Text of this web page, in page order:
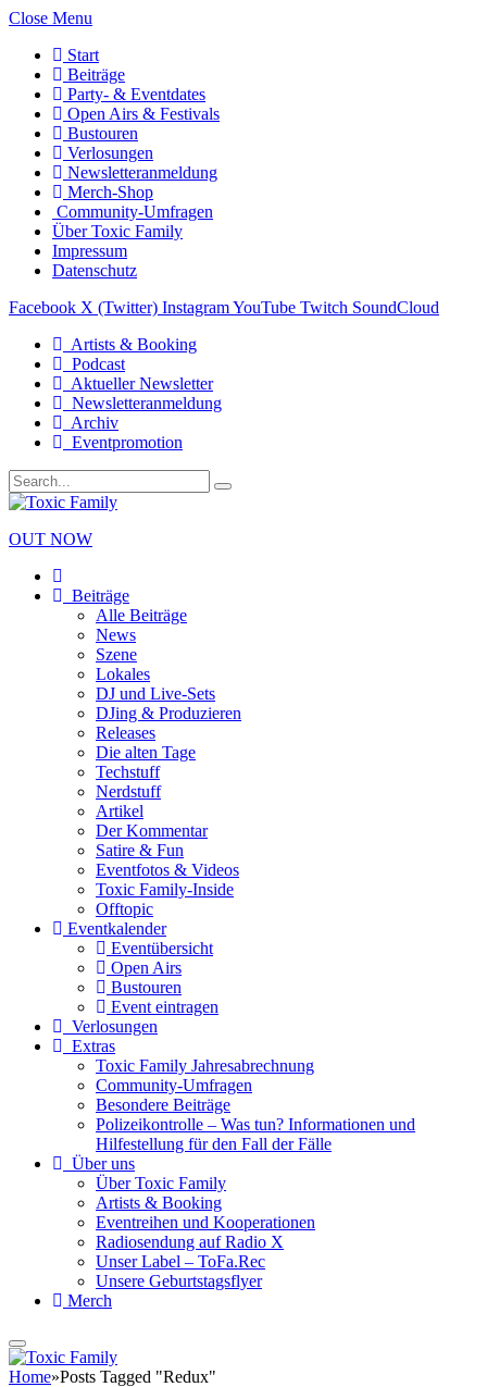
Close Menu
Start
Beiträge
Party- & Eventdates
Open Airs & Festivals
Bustouren
Verlosungen
Newsletteranmeldung
Merch-Shop
Community-Umfragen
Über Toxic Family
Impressum
Datenschutz
Facebook X (Twitter) InstagramYouTube Twitch SoundCloud
Artists & Booking
Podcast
Aktueller Newsletter
Newsletteranmeldung
Archiv
Eventpromotion
OUT NOW
Beiträge
Alle Beiträge
News
Szene
Lokales
DJ und Live-Sets
DJing & Produzieren
Releases
Die alten Tage
Techstuff
Nerdstuff
Artikel
Der Kommentar
Satire & Fun
Eventfotos & Videos
Toxic Family-Inside
Offtopic
Eventkalender
Eventübersicht
Open Airs
Bustouren
Event eintragen
Verlosungen
Extras
Toxic Family Jahresabrechnung
Community-Umfragen
Besondere Beiträge
Polizeikontrolle – Was tun? Informationen und
Hilfestellung für den Fall der Fälle
Über uns
Über Toxic Family
Artists & Booking
Eventreihen und Kooperationen
Radiosendung auf Radio X
Unser Label – ToFa.Rec
Unsere Geburtstagsflyer
Merch
Home»Posts Tagged "Redux"